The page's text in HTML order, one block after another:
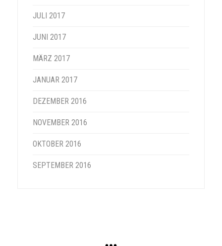
JULI 2017
JUNI 2017
MÄRZ 2017
JANUAR 2017
DEZEMBER 2016
NOVEMBER 2016
OKTOBER 2016
SEPTEMBER 2016